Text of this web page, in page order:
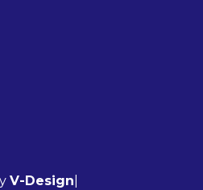
V-Design